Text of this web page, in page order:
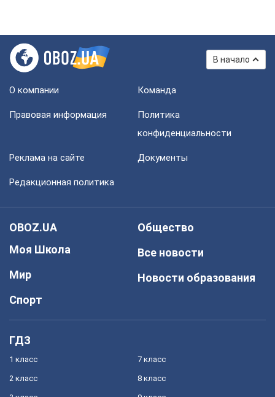
В начало
О компании Команда
Правовая информация
Политика
конфиденциальности
Реклама на сайте Документы
Редакционная политика
OBOZ.UA
Моя Школа
Мир
Спорт
Общество
Все новости
Новости образования
ГДЗ
1 класс
2 класс
7 класс
8 класс